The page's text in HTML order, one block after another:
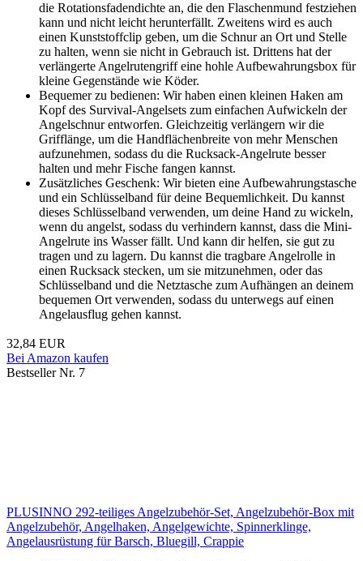
die Rotationsfadendichte an, die den Flaschenmund festziehen
kann und nicht leicht herunterfällt. Zweitens wird es auch
einen Kunststoffclip geben, um die Schnur an Ort und Stelle
zu halten, wenn sie nicht in Gebrauch ist. Drittens hat der
verlängerte Angelrutengriff eine hohle Aufbewahrungsbox für
kleine Gegenstände wie Köder.
Bequemer zu bedienen: Wir haben einen kleinen Haken am
Kopf des Survival-Angelsets zum einfachen Aufwickeln der
Angelschnur entworfen. Gleichzeitig verlängern wir die
Grifflänge, um die Handflächenbreite von mehr Menschen
aufzunehmen, sodass du die Rucksack-Angelrute besser
halten und mehr Fische fangen kannst.
Zusätzliches Geschenk: Wir bieten eine Aufbewahrungstasche
und ein Schlüsselband für deine Bequemlichkeit. Du kannst
dieses Schlüsselband verwenden, um deine Hand zu wickeln,
wenn du angelst, sodass du verhindern kannst, dass die Mini-
Angelrute ins Wasser fällt. Und kann dir helfen, sie gut zu
tragen und zu lagern. Du kannst die tragbare Angelrolle in
einen Rucksack stecken, um sie mitzunehmen, oder das
Schlüsselband und die Netztasche zum Aufhängen an deinem
bequemen Ort verwenden, sodass du unterwegs auf einen
Angelausflug gehen kannst.
32,84 EUR
Bei Amazon kaufen
Bestseller Nr. 7
PLUSINNO 292-teiliges Angelzubehör-Set, Angelzubehör-Box mit
Angelzubehör, Angelhaken, Angelgewichte, Spinnerklinge,
Angelausrüstung für Barsch, Bluegill, Crappie